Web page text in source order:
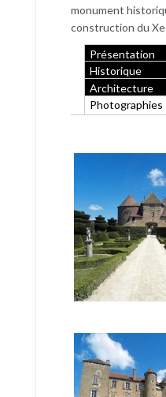
monument
construction du
Présentation
Historique
Architecture
Photographies